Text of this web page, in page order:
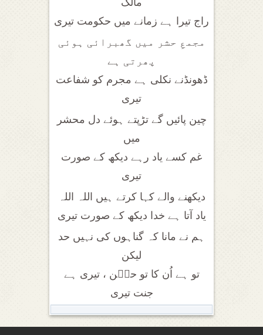
مالک
راج تیرا ہے زمانے میں حکومت تیری
مجمعِ حشر میں گھبرائی ہوئی
پھرتی ہے
ڈھونڈنے نکلی ہے مجرم کو شفاعت
تیری
چین پائیں گے تڑپتے ہوئے دل محشر
میں
غم کسے یاد رہے دیکھ کے صورت
تیری
دیکھنے والے کہا کرتے ہیں اللہ اللہ
یاد آتا ہے خدا دیکھ کے صورت تیری
ہم نے مانا کہ گناہوں کی نہیں حد
لیکن
تو ہے اُن کا تو حسؔن ، تیری ہے
جنت تیری